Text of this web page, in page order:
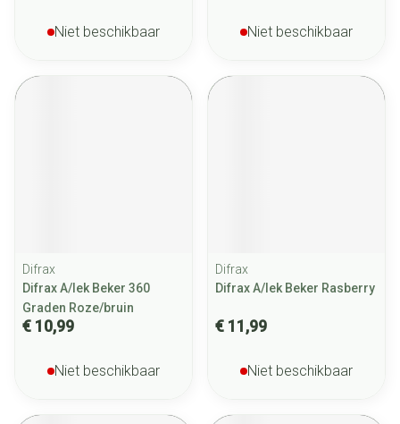
Niet beschikbaar Niet beschikbaar
Difrax
Difrax A/lek Beker 360
Graden Roze/bruin
€ 10,99
Niet beschikbaar
Difrax
Difrax A/lek Beker Rasberry
€ 11,99
Niet beschikbaar